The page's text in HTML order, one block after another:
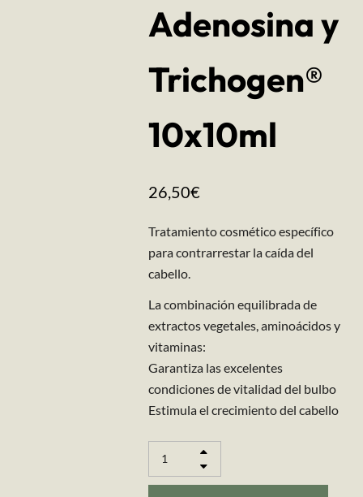
Adenosina y
Trichogen®
10x10ml
26,50€
Tratamiento cosmético específico
para contrarrestar la caída del
cabello.
La combinación equilibrada de
extractos vegetales, aminoácidos y
vitaminas:
Garantiza las excelentes
condiciones de vitalidad del bulbo
Estimula el crecimiento del cabello